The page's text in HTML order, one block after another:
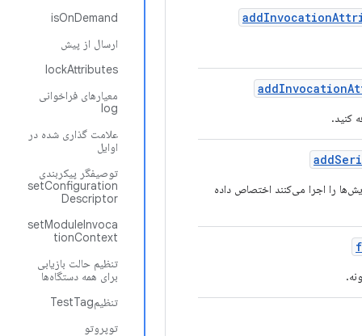
isOnDemand
ارسال از پیش
lockAttributes
معیارهای فراخوانی
log
علامت گذاری شده در
اوایل
توصیفگر پیکربندی
setConfiguration
Descriptor
setModuleInvoca
tionContext
تنظیم حالت بازیابی
برای همه دستگاه‌ها
تنظیمTestTag
توپروتو
addInvocation
addInvocation
کنید.
add
را اجرا می‌کنند اختصاص داده